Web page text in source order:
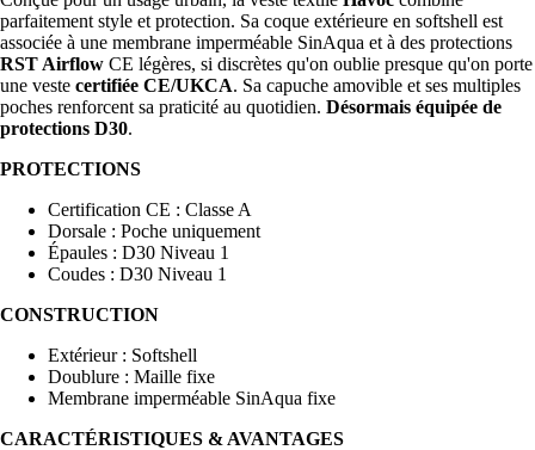
parfaitement style et protection. Sa coque extérieure en softshell est
associée à une membrane imperméable SinAqua et à des protections
RST Airflow CE légères, si discrètes qu'on oublie presque qu'on porte
une veste certifiée CE/UKCA. Sa capuche amovible et ses multiples
poches renforcent sa praticité au quotidien. Désormais équipée de
protections D30.
PROTECTIONS
Certification CE : Classe A
Dorsale : Poche uniquement
Épaules : D30 Niveau 1
Coudes : D30 Niveau 1
CONSTRUCTION
Extérieur : Softshell
Doublure : Maille fixe
Membrane imperméable SinAqua fixe
CARACTÉRISTIQUES & AVANTAGES